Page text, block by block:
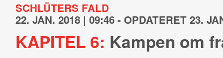
SCHLÜTERS FALD
22. JAN. 2018 | 09:46 - OPDATERET 23.
KAPITEL 6: Kampen om